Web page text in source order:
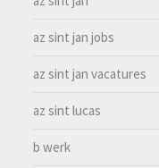
az sint jan jobs
az sint jan vacatures
az sint lucas
b werk